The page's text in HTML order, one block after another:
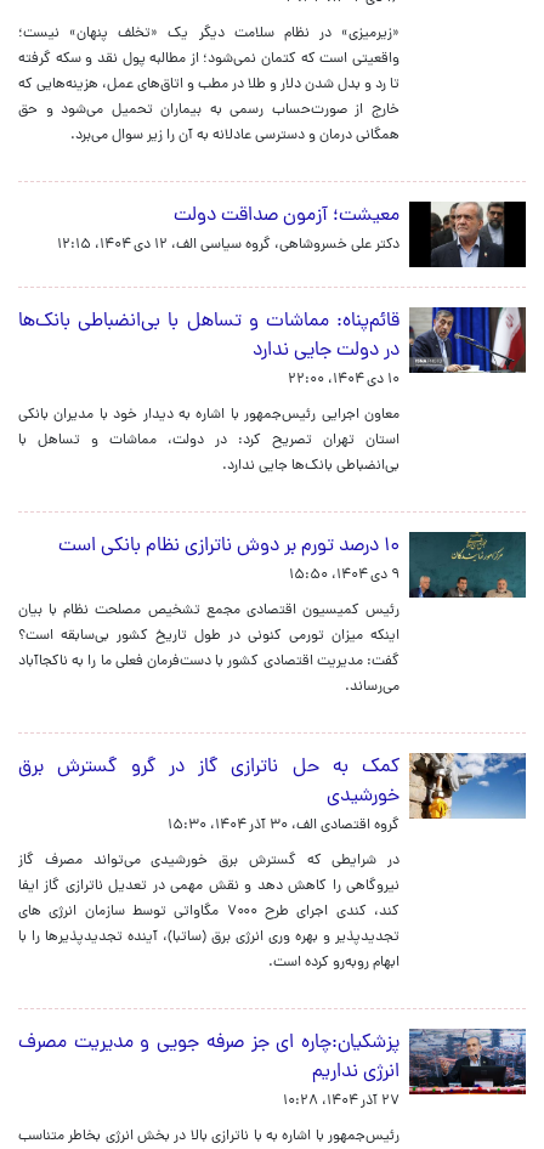
«زیرمیزی» در نظام سلامت دیگر یک «تخلف پنهان» نیست؛
واقعیتی است که کتمان نمی‌شود؛ از مطالبه پول نقد و سکه گرفته
تا رد و بدل شدن دلار و طلا در مطب و اتاق‌های عمل، هزینه‌هایی که
خارج از صورت‌حساب رسمی به بیماران تحمیل می‌شود و حق
همگانی درمان و دسترسی عادلانه به آن را زیر سوال می‌برد.
معیشت؛ آزمون صداقت دولت
دکتر علی خسروشاهی، گروه سیاسی الف، ۱۲ دی ۱۴۰۴، ۱۲:۱۵
قائم‌پناه: مماشات و تساهل با بی‌انضباطی بانک‌ها
در دولت جایی ندارد
۱۰ دی ۱۴۰۴، ۲۲:۰۰
معاون اجرایی رئیس‌جمهور با اشاره به دیدار خود با مدیران بانکی
استان تهران تصریح کرد: در دولت، مماشات و تساهل با
بی‌انضباطی بانک‌ها جایی ندارد.
۱۰ درصد تورم بر دوش ناترازی نظام بانکی است
۹ دی ۱۴۰۴، ۱۵:۵۰
رئیس کمیسیون اقتصادی مجمع تشخیص مصلحت نظام با بیان
اینکه میزان تورمی کنونی در طول تاریخ کشور بی‌سابقه است؟
گفت: مدیریت اقتصادی کشور با دست‌فرمان فعلی ما را به ناکجاآباد
می‌رساند.
کمک به حل ناترازی گاز در گرو گسترش برق
خورشیدی
گروه اقتصادی الف، ۳۰ آذر ۱۴۰۴، ۱۵:۳۰
در شرایطی که گسترش برق خورشیدی می‌تواند مصرف گاز
نیروگاهی را کاهش دهد و نقش مهمی در تعدیل ناترازی گاز ایفا
کند، کندی اجرای طرح ۷۰۰۰ مگاواتی توسط سازمان انرژی های
تجدیدپذیر و بهره وری انرژی برق (ساتبا)، آینده تجدیدپذیرها را با
ابهام روبه‌رو کرده است.
پزشکیان:چاره ای جز صرفه جویی و مدیریت مصرف
انرژی نداریم
۲۷ آذر ۱۴۰۴، ۱۰:۲۸
رئیس‌جمهور با اشاره به با ناترازی بالا در بخش انرژی بخاطر متناسب